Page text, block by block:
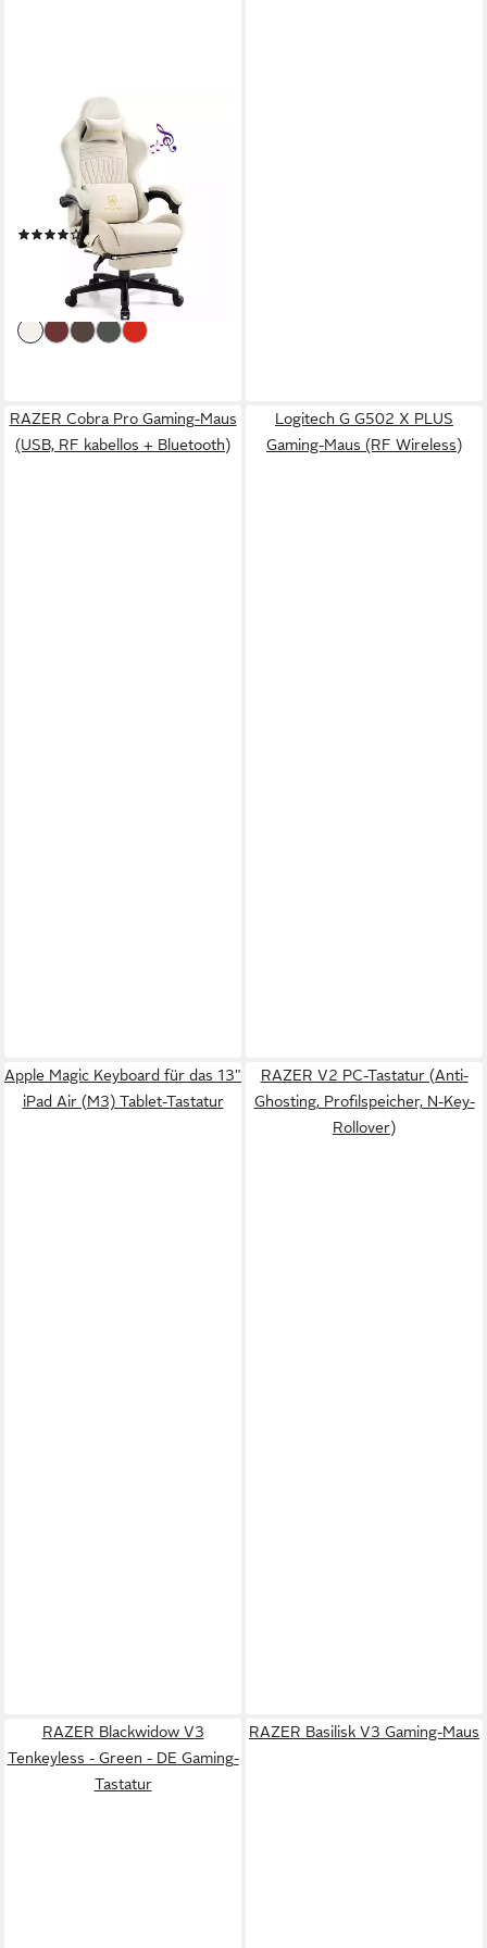
GTPLAYER
Gaming-Stuhl ergonomischer
Bürostuhl mit HIFI Stereo
Lautsprecher,
Verbindungsarmlehen
beeindrukende Klang-
atmosphäre
(180)
149,99 € UVP329,99 €
lieferbar - in 4-5 Werktagen bei dir
RAZER Cobra Pro Gaming-Maus
(USB, RF kabellos + Bluetooth)
Logitech G G502 X PLUS
Gaming-Maus (RF Wireless)
Apple Magic Keyboard für das 13"
iPad Air (M3) Tablet-Tastatur
RAZER V2 PC-Tastatur (Anti-
Ghosting, Profilspeicher, N-Key-
Rollover)
RAZER Blackwidow V3
Tenkeyless - Green - DE Gaming-
Tastatur
RAZER Basilisk V3 Gaming-Maus